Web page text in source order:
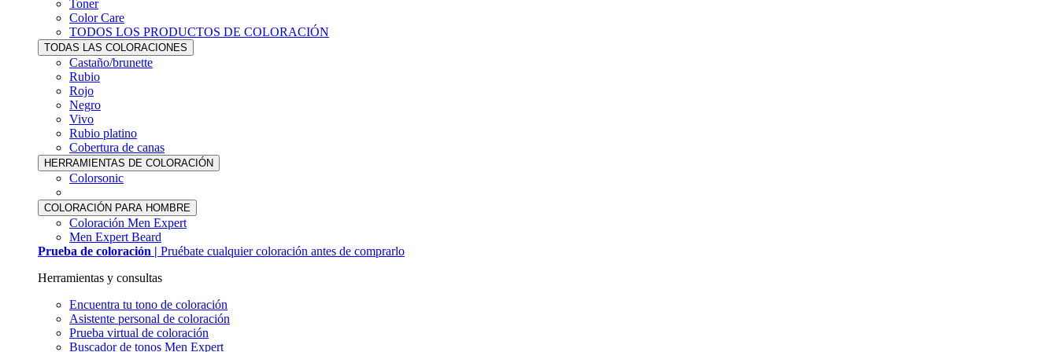
Toner
Color Care
TODOS LOS PRODUCTOS DE COLORACIÓN
TODAS LAS COLORACIONES
Castaño/brunette
Rubio
Rojo
Negro
Vivo
Rubio platino
Cobertura de canas
HERRAMIENTAS DE COLORACIÓN
Colorsonic
COLORACIÓN PARA HOMBRE
Coloración Men Expert
Men Expert Beard
Prueba de coloración | Pruébate cualquier coloración antes de comprarlo
Herramientas y consultas
Encuentra tu tono de coloración
Asistente personal de coloración
Prueba virtual de coloración
Buscador de tonos Men Expert